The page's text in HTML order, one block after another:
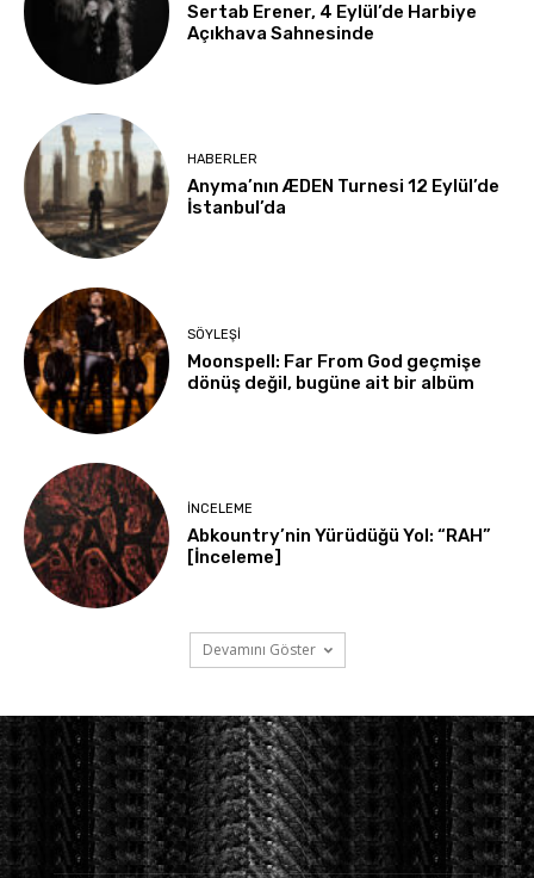
Sertab Erener, 4 Eylül’de Harbiye
Açıkhava Sahnesinde
HABERLER
Anyma’nın ÆDEN Turnesi 12 Eylül’de
İstanbul’da
SÖYLEŞİ
Moonspell: Far From God geçmişe
dönüş değil, bugüne ait bir albüm
İNCELEME
Abkountry’nin Yürüdüğü Yol: “RAH”
[İnceleme]
Devamını Göster